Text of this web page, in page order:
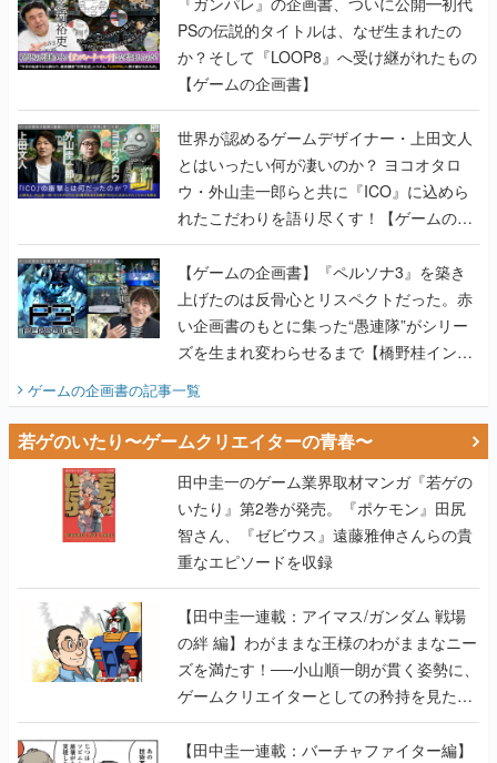
PSの伝説的タイトルは、なぜ生まれたの
か？そして『LOOP8』へ受け継がれたもの
【ゲームの企画書】
世界が認めるゲームデザイナー・上田文人
とはいったい何が凄いのか？ ヨコオタロ
ウ・外山圭一郎らと共に『ICO』に込めら
れたこだわりを語り尽くす！【ゲームの企
画書】
【ゲームの企画書】『ペルソナ3』を築き
上げたのは反骨心とリスペクトだった。赤
い企画書のもとに集った“愚連隊”がシリー
ズを生まれ変わらせるまで【橋野桂インタ
ゲームの企画書の記事一覧
若ゲのいたり〜ゲームクリエイターの青春〜
田中圭一のゲーム業界取材マンガ『若ゲの
いたり』第2巻が発売。『ポケモン』田尻
智さん、『ゼビウス』遠藤雅伸さんらの貴
重なエピソードを収録
【田中圭一連載：アイマス/ガンダム 戦場
の絆 編】わがままな王様のわがままなニー
ズを満たす！──小山順一朗が貫く姿勢に、
ゲームクリエイターとしての矜持を見た
【若ゲのいたり最終回】
【田中圭一連載：バーチャファイター編】